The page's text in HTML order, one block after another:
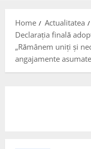
Home Actualitatea
Declarația finală
„Rămânem uniți și
angajamente